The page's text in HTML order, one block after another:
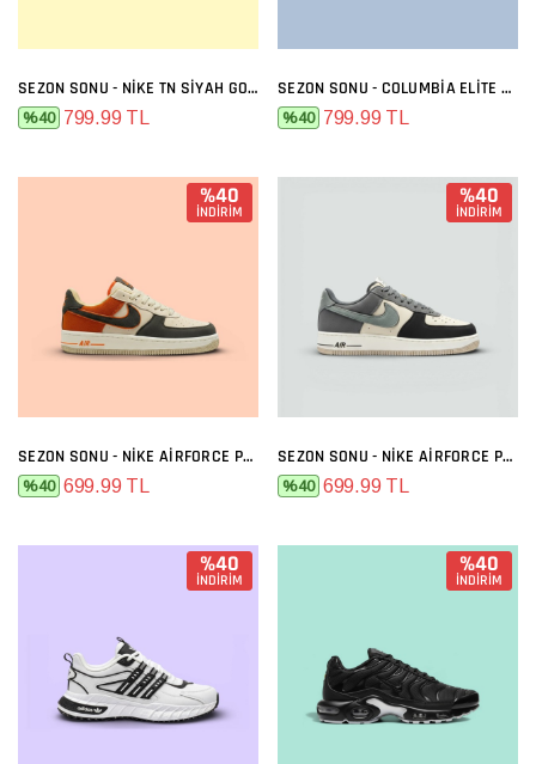
SEZON SONU - NIKE TN SIYAH GOLD
%40 799.99 TL
SEZON SONU - COLUMBIA ELITE SIYAH FÜME
%40 799.99 TL
%40
İNDİRİM
SEZON SONU - NIKE AIRFORCE PREMIUM BEJ FÜME TURUNCU
%40 699.99 TL
%40
İNDİRİM
SEZON SONU - NIKE AIRFORCE PREMIUM BEJ FÜME
%40 699.99 TL
%40
İNDİRİM
%40
İNDİRİM